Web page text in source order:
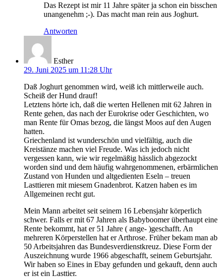
Das Rezept ist mir 11 Jahre später ja schon ein bisschen
unangenehm ;-). Das macht man rein aus Joghurt.
Antworten
Esther
29. Juni 2025 um 11:28 Uhr
Daß Joghurt genommen wird, weiß ich mittlerweile auch.
Scheiß der Hund drauf!
Letztens hörte ich, daß die werten Hellenen mit 62 Jahren in
Rente gehen, das nach der Eurokrise oder Geschichten, wo
man Rente für Omas bezog, die längst Moos auf den Augen
hatten.
Griechenland ist wunderschön und vielfältig, auch die
Kreistänze machen viel Freude. Was ich jedoch nicht
vergessen kann, wie wir regelmäßig hässlich abgezockt
worden sind und dem häufig wahrgenommenen, erbärmlichen
Zustand von Hunden und altgedienten Eseln – treuen
Lasttieren mit miesem Gnadenbrot. Katzen haben es im
Allgemeinen recht gut.
Mein Mann arbeitet seit seinem 16 Lebensjahr körperlich
schwer. Falls er mit 67 Jahren als Babyboomer überhaupt eine
Rente bekommt, hat er 51 Jahre ( ange- )geschafft. An
mehreren Körperstellen hat er Arthrose. Früher bekam man ab
50 Arbeitsjahren das Bundesverdienstkreuz. Diese Form der
Auszeichnung wurde 1966 abgeschafft, seinem Geburtsjahr.
Wir haben so Eines in Ebay gefunden und gekauft, denn auch
er ist ein Lasttier.